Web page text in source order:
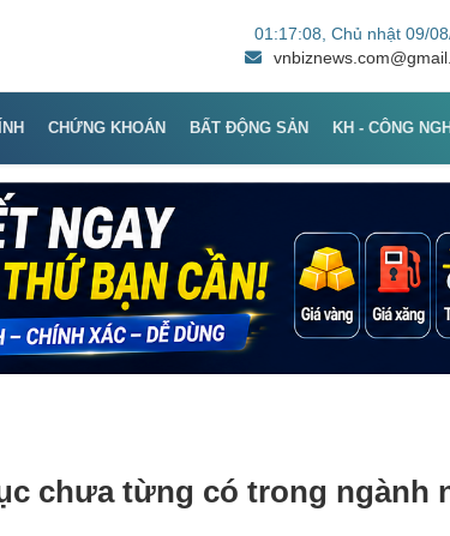
01:17:08 , Chủ nhật 09/
CHỨNG KHOÁN BẤT ĐỘNG SẢN KH - CÔNG
chưa từng có trong ngành